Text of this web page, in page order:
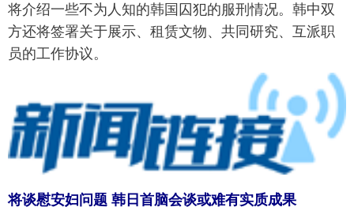
将介绍一些不为人知的韩国囚犯的服刑情况。韩中双
方还将签署关于展示、租赁文物、共同研究、互派职
员的工作协议。
将谈慰安妇问题 韩日首脑会谈或难有实质成果